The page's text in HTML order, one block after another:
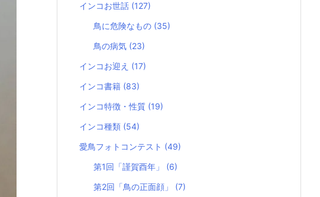
インコお世話 (127)
鳥に危険なもの (35)
鳥の病気 (23)
インコお迎え (17)
インコ書籍 (83)
インコ特徴・性質 (19)
インコ種類 (54)
愛鳥フォトコンテスト (49)
第1回「謹賀酉年」 (6)
第2回「鳥の正面顔」 (7)